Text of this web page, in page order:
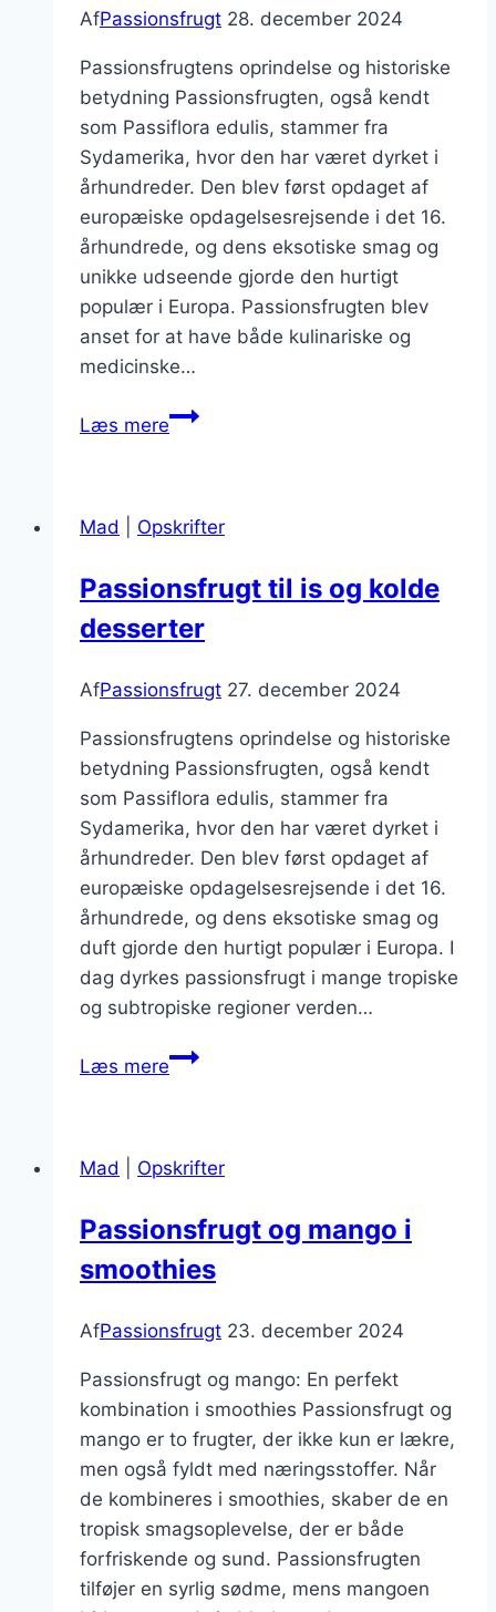
AfPassionsfrugt 28. december 2024
Passionsfrugtens oprindelse og historiske
betydning Passionsfrugten, også kendt
som Passiflora edulis, stammer fra
Sydamerika, hvor den har været dyrket i
århundreder. Den blev først opdaget af
europæiske opdagelsesrejsende i det 16.
århundrede, og dens eksotiske smag og
unikke udseende gjorde den hurtigt
populær i Europa. Passionsfrugten blev
anset for at have både kulinariske og
medicinske…
Læs merePassionsfrugt
Mad
Opskrifter
Passionsfrugt til is og kolde
desserter
AfPassionsfrugt 27. december 2024
Passionsfrugtens oprindelse og historiske
betydning Passionsfrugten, også kendt
som Passiflora edulis, stammer fra
Sydamerika, hvor den har været dyrket i
århundreder. Den blev først opdaget af
europæiske opdagelsesrejsende i det 16.
århundrede, og dens eksotiske smag og
duft gjorde den hurtigt populær i Europa. I
dag dyrkes passionsfrugt i mange tropiske
og subtropiske regioner verden…
Læs merePassionsfrugt
kolde
Mad Opskrifter
Passionsfrugt og mango i
smoothies
AfPassionsfrugt 23. december 2024
Passionsfrugt og mango: En perfekt
kombination i smoothies Passionsfrugt og
mango er to frugter, der ikke kun er lækre,
men også fyldt med næringsstoffer. Når
de kombineres i smoothies, skaber de en
tropisk smagsoplevelse, der er både
forfriskende og sund. Passionsfrugten
tilføjer en syrlig sødme, mens mangoen